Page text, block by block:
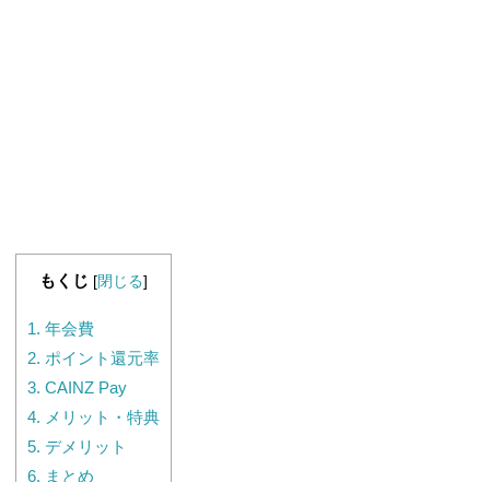
もくじ [閉じる]
1. 年会費
2. ポイント還元率
3. CAINZ Pay
4. メリット・特典
5. デメリット
6. まとめ